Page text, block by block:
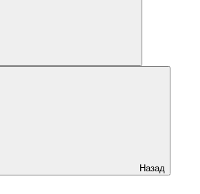
Назад